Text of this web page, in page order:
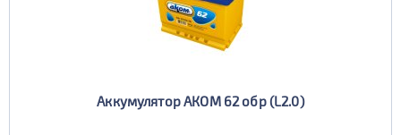
Аккумулятор АКОМ 62 обр (L2.0)